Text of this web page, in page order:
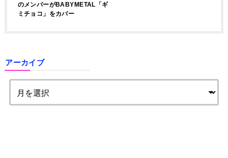
のメンバーがBABYMETAL「ギ
ミチョコ」をカバー
アーカイブ